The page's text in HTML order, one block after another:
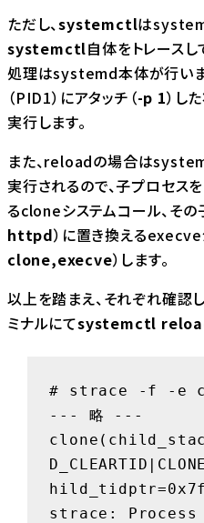
ただし、systemctlは
systemctl自体をトレース
処理はsystemd本体が行いま
（PID1）にアタッチ（-p 1）し
実行します。
また、reloadの場合は
実行されるので、子プロセスを
るcloneシステムコール、そ
httpd）に置き換えるexecve
clone,execve）します。
以上を踏まえ、それぞれ確認
ミナルにてsystemctl
# strace -f -e
--- 略 ---
strace: Process